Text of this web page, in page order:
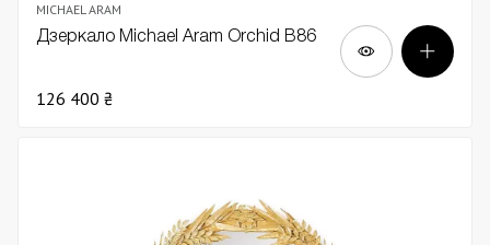
MICHAEL ARAM
Дзеркало Michael Aram Orchid В86
126 400 ₴